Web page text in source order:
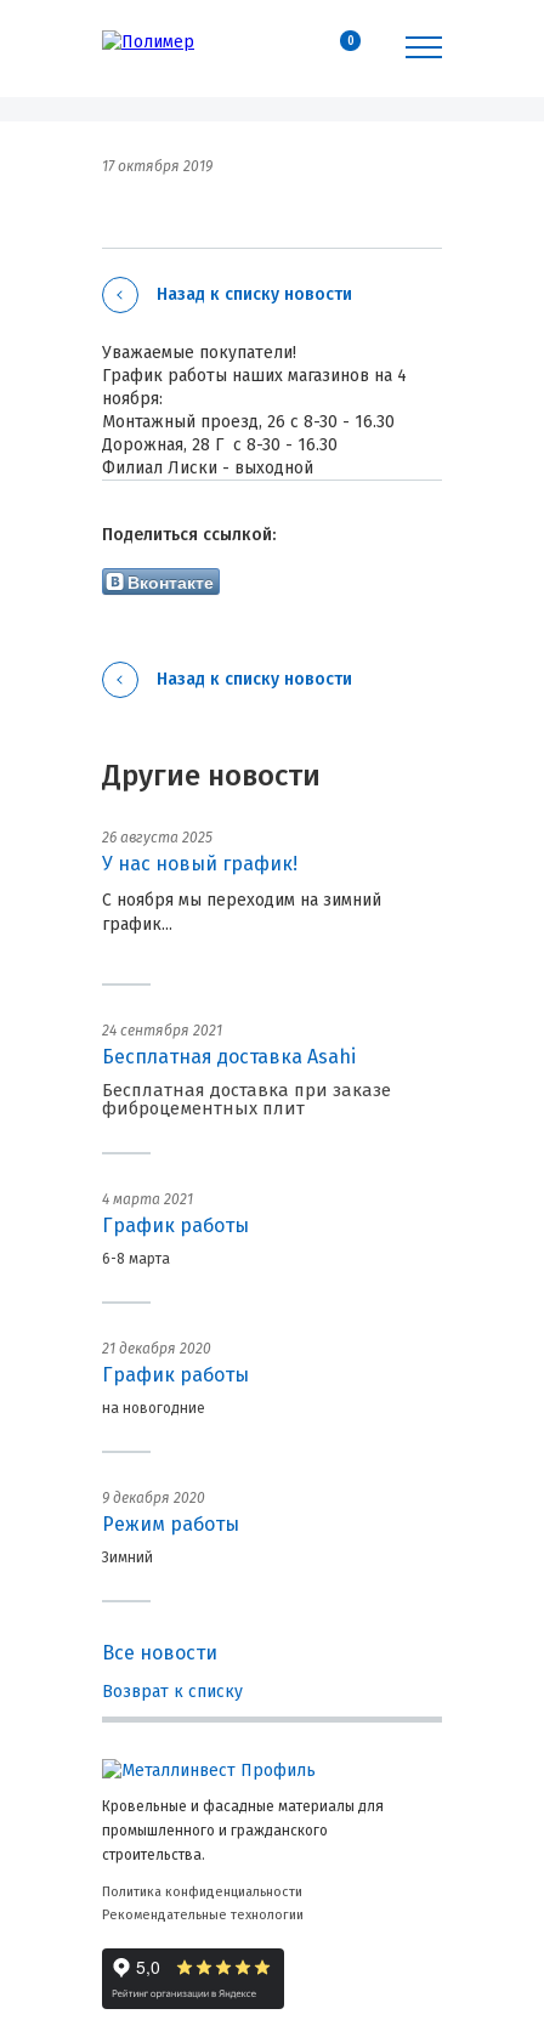
0
17 октября 2019
Назад к списку новости
Уважаемые покупатели!
График работы наших магазинов на 4
ноября:
Монтажный проезд, 26 с 8-30 - 16.30
Дорожная, 28 Г с 8-30 - 16.30
Филиал Лиски - выходной
Назад к списку новости
Вконтакте
Поделиться ссылкой:
Другие новости
26 августа 2025
У нас новый график!
С ноября мы переходим на зимний
график...
24 сентября 2021
Бесплатная доставка Asahi
Бесплатная доставка при заказе
фиброцементных плит
4 марта 2021
График работы
6-8 марта
21 декабря 2020
График работы
на новогодние
9 декабря 2020
Режим работы
Зимний
Все новости
Возврат к списку
Кровельные и фасадные материалы для
промышленного и гражданского
строительства.
Политика конфиденциальности
Рекомендательные технологии